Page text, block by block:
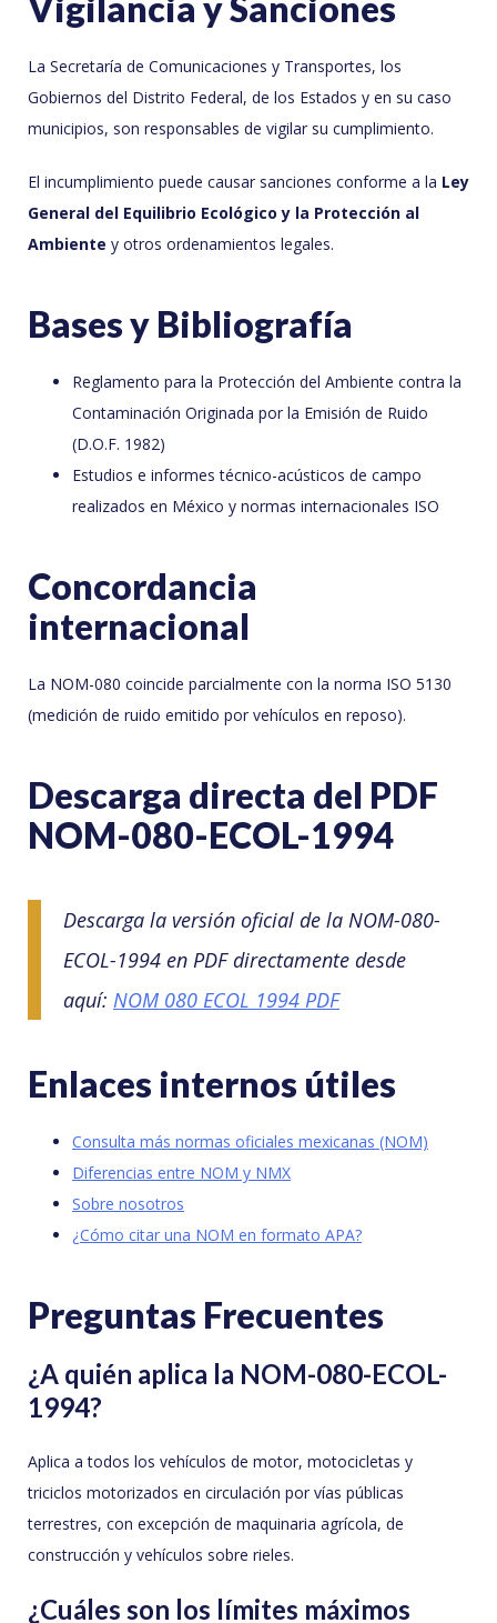
Vigilancia y Sanciones
La Secretaría de Comunicaciones y Transportes, los
Gobiernos del Distrito Federal, de los Estados y en su caso
municipios, son responsables de vigilar su cumplimiento.
El incumplimiento puede causar sanciones conforme a la Ley
General del Equilibrio Ecológico y la Protección al
Ambiente y otros ordenamientos legales.
Bases y Bibliografía
Reglamento para la Protección del Ambiente contra la
Contaminación Originada por la Emisión de Ruido
(D.O.F. 1982)
Estudios e informes técnico-acústicos de campo
realizados en México y normas internacionales ISO
Concordancia
internacional
La NOM-080 coincide parcialmente con la norma ISO 5130
(medición de ruido emitido por vehículos en reposo).
Descarga directa del PDF
NOM-080-ECOL-1994
Descarga la versión oficial de la NOM-080-
ECOL-1994 en PDF directamente desde
aquí: NOM 080 ECOL 1994 PDF
Enlaces internos útiles
Consulta más normas oficiales mexicanas (NOM)
Diferencias entre NOM y NMX
Sobre nosotros
¿Cómo citar una NOM en formato APA?
Preguntas Frecuentes
¿A quién aplica la NOM-080-ECOL-
1994?
Aplica a todos los vehículos de motor, motocicletas y
triciclos motorizados en circulación por vías públicas
terrestres, con excepción de maquinaria agrícola, de
construcción y vehículos sobre rieles.
¿Cuáles son los límites máximos